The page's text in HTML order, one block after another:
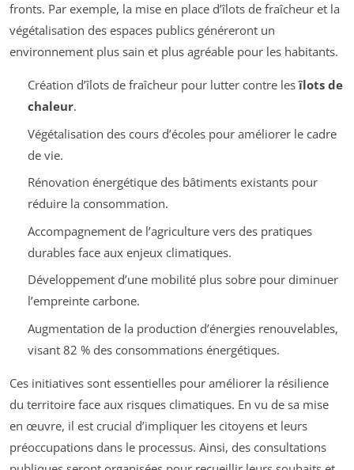
fronts. Par exemple, la mise en place d’îlots de fraîcheur et la
végétalisation des espaces publics généreront un
environnement plus sain et plus agréable pour les habitants.
Création d’îlots de fraîcheur pour lutter contre lesîlots de
chaleur.
Végétalisation des cours d’écoles pour améliorer le cadre
de vie.
Rénovation énergétique des bâtiments existants pour
réduire la consommation.
Accompagnement de l’agriculture vers des pratiques
durables face aux enjeux climatiques.
Développement d’une mobilité plus sobre pour diminuer
l’empreinte carbone.
Augmentation de la production d’énergies renouvelables,
visant 82 % des consommations énergétiques.
Ces initiatives sont essentielles pour améliorer la résilience
du territoire face aux risques climatiques. En vu de sa mise
en œuvre, il est crucial d’impliquer les citoyens et leurs
préoccupations dans le processus. Ainsi, des consultations